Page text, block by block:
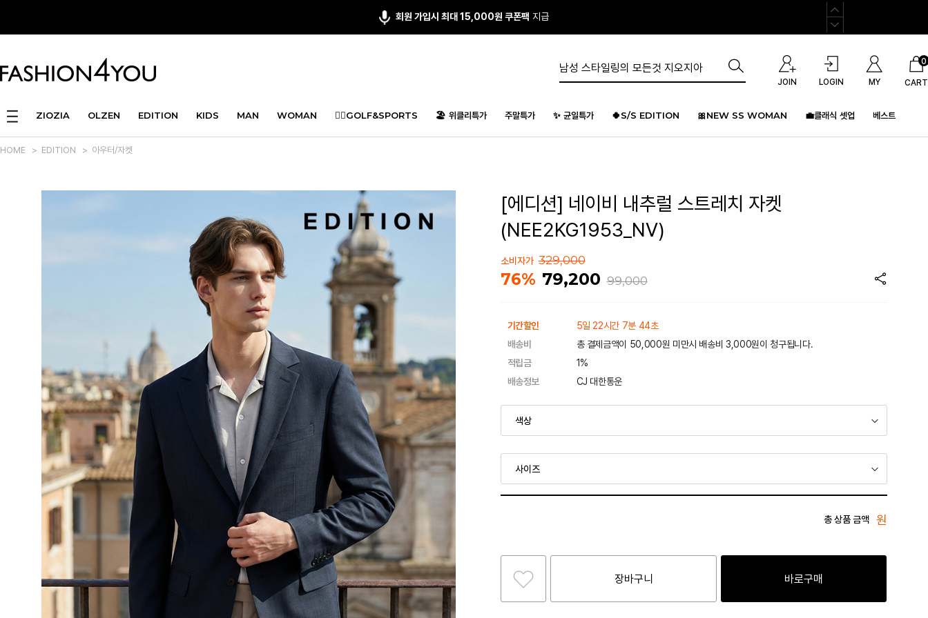
앱다운 3,000원쿠폰 증정
JOIN LOGIN MY CART
0
ZIOZIA OLZEN EDITION KIDS MAN WOMAN 🏌️‍♂️GOLF&SPORTS 🏖️ 위클리특가 주말특가 ✨ 균일특가 🍀S/S EDITION 🎀NEW SS WOMAN 💼클래식 셋업 베스트
HOME > EDITION > 아우터/자켓
[에디션] 네이비 내추럴 스트레치 자켓
(NEE2KG1953_NV)
소비자가 329,000
76% 79,200 99,000
기간할인
5일 22시간 7분 44초
배송비
총 결제금액이 50,000원 미만시 배송비 3,000원이 청구됩니다.
적립금
1%
배송정보
CJ 대한통운
총 상품 금액 원
장바구니 바로구매